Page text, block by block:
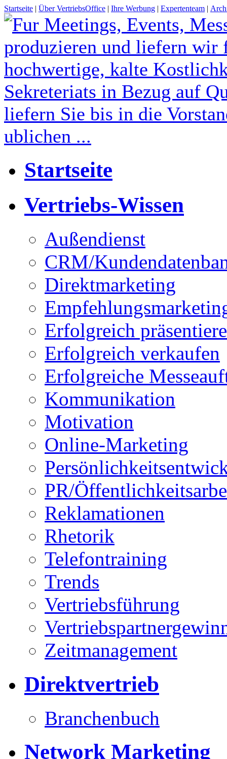
Startseite | Über VertriebsOffice | Ihre Werbung | Expertenteam |
Startseite
Vertriebs-Wissen
Außendienst
CRM/
Direktmarketing
Erfolgreich
Erfolgreich verkaufen
Erfolgreiche
Kommunikation
Motivation
Online-Marketing
PR/
Reklamationen
Rhetorik
Telefontraining
Trends
Vertriebsführung
Zeitmanagement
Direktvertrieb
Branchenbuch
Network Marketing